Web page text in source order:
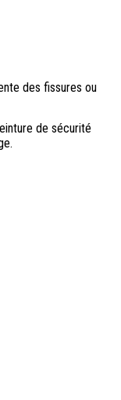
des fissures ou
de sécurité